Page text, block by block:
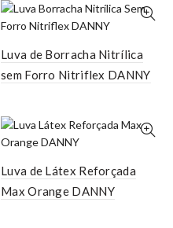
Luva de Borracha Nitrílica
sem Forro Nitriflex DANNY
Luva de Látex Reforçada
Max Orange DANNY